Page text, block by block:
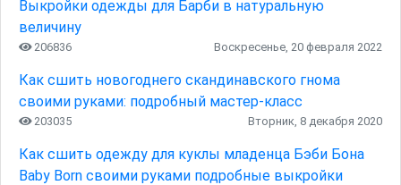
Выкройки одежды для Барби в натуральную
величину
206836 Воскресенье, 20 февраля 2022
Как сшить новогоднего скандинавского гнома
своими руками: подробный мастер-класс
203035 Вторник, 8 декабря 2020
Как сшить одежду для куклы младенца Бэби Бона
Baby Born своими руками подробные выкройки